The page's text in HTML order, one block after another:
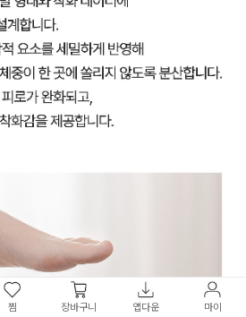
찜 장바구니 앱다운 마이